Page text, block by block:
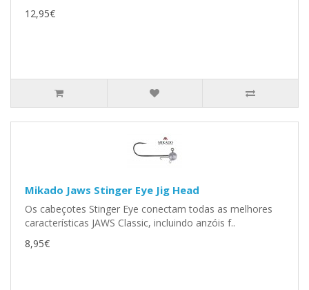
12,95€
Mikado Jaws Stinger Eye Jig Head
Os cabeçotes Stinger Eye conectam todas as melhores
características JAWS Classic, incluindo anzóis f..
8,95€